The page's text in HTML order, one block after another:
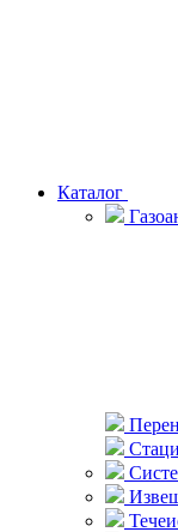
Каталог